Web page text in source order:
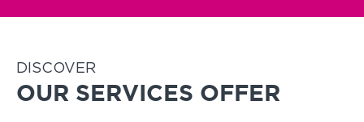
DISCOVER
OUR SERVICES OFFER